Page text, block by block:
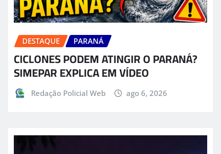
DESTAQUE PARANÁ
CICLONES PODEM ATINGIR O PARANÁ?
SIMEPAR EXPLICA EM VÍDEO
Redação Policial Web ago 6, 2026